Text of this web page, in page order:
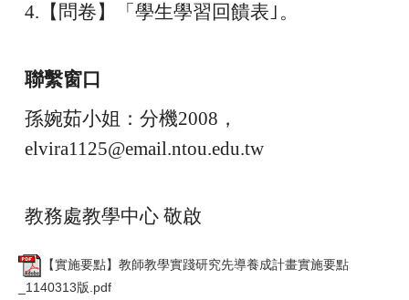
4. 【問卷】「學生學習回饋表｣。
聯繫窗口
孫婉茹小姐：分機2008，
elvira1125@email.ntou.edu.tw
教務處教學中心 敬啟
【實施要點】教師教學實踐研究先導養成計畫實施要點
_1140313版.pdf